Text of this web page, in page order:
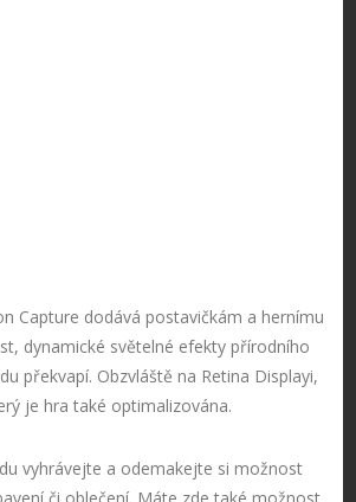
Capture dodává postavičkám a hernímu
dynamické světelné efekty přírodního
překvapí. Obzvláště na Retina Displayi,
je hra také optimalizována.
vyhrávejte a odemakejte si možnost